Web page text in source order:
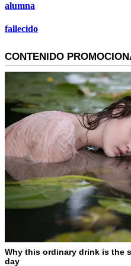
alumna
fallecido